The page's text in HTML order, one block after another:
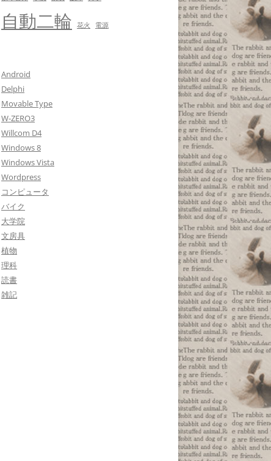
自動二輪 花火 電源
Android
Delphi
Movable Type
W-ZERO3
Willcom D4
Windows 8
Windows Vista
Wordpress
コンピュータ
バイク
大学院
文房具
植物
理科
読書
雑記